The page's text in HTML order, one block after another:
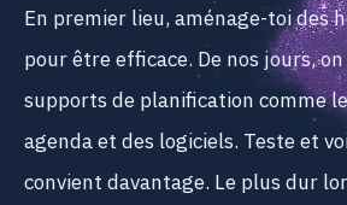
En premier lieu, aménage-toi des
pour être efficace. De nos jours,
supports de planification comme
agenda et des logiciels. Teste et
convient davantage. Le plus dur